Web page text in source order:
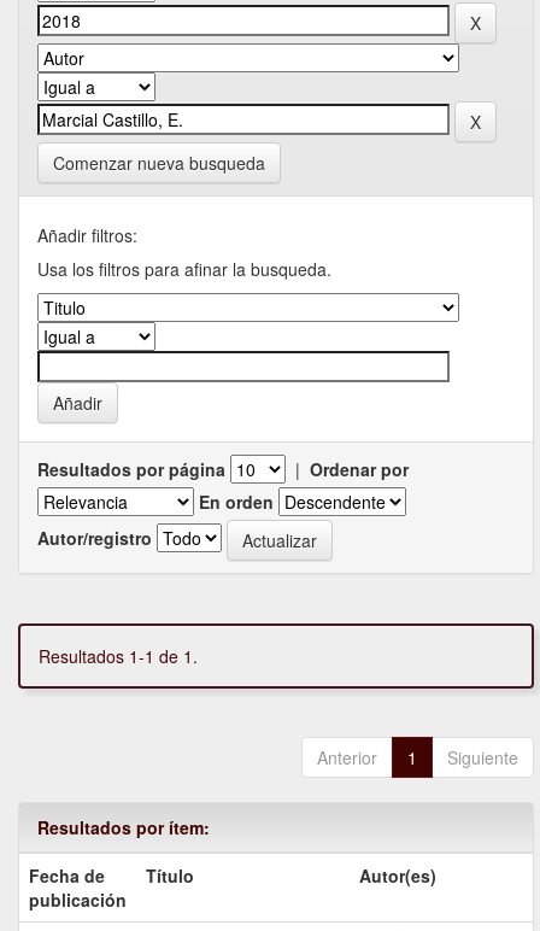
Comenzar nueva busqueda
Añadir filtros:
Usa los filtros para afinar la busqueda.
Resultados por página | Ordenar por
En orden
Autor/registro
Resultados 1-1 de 1.
Anterior 1 Siguiente
Resultados por ítem:
Fecha de
publicación
Título Autor(es)